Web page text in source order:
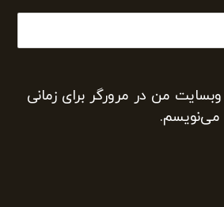
من در مرورگر برای زمانی
می‌نویسم.